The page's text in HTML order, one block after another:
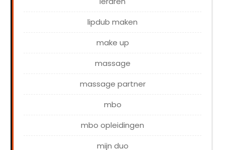
lipdub maken
make up
massage
massage partner
mbo
mbo opleidingen
mijn duo